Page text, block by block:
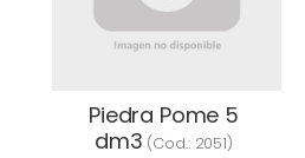
Piedra Pome 5
dm3 (Cod.: 2051)